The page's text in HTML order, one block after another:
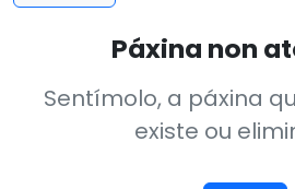
Páxina non
Sentímolo, a páxina
existe ou